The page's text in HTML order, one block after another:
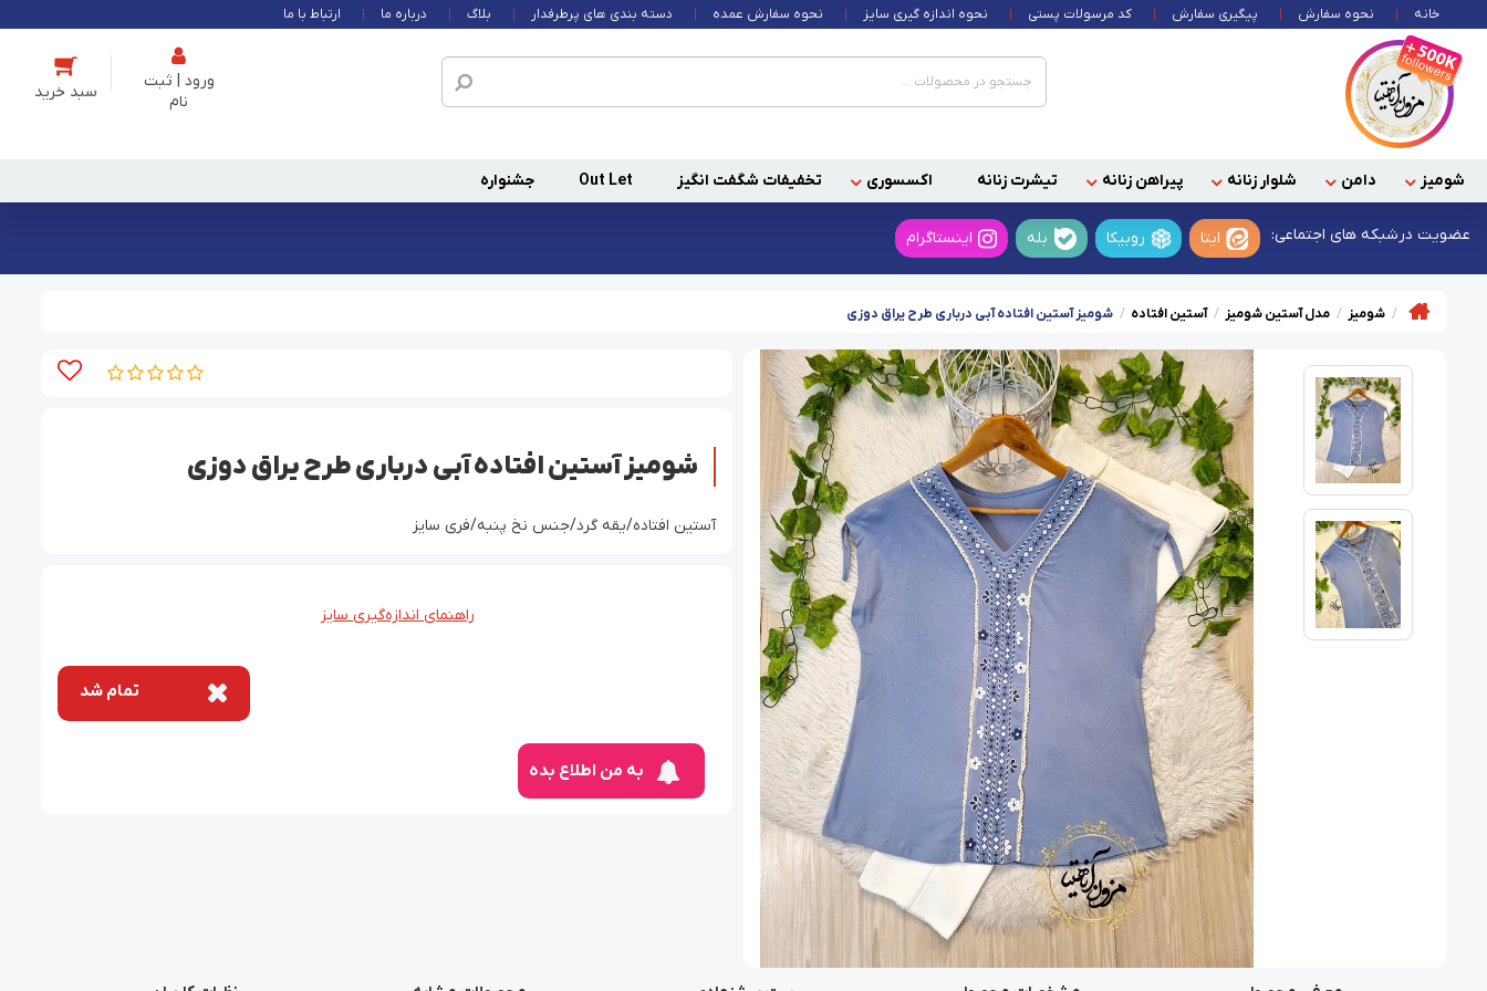
خانه نحوه سفارش پیگیری سفارش کد مرسولات پستی نحوه اندازه گیری سایز نحوه سفارش عمده دسته بندی های پرطرفدار بلاگ درباره ما ارتباط با ما
ورود | ثبت
نام
شومیز دامن شلوار زنانه پیراهن زنانه تیشرت زنانه اکسسوری تخفیفات شگفت انگیز Out Let جشنواره
عضویت درشبکه های اجتماعی: ایتا روبیکا بله اینستاگرام
شومیز مدل آستین شومیز آستین افتاده شومیز آستین افتاده آبی درباری طرح یراق دوزی
شومیز آستین افتاده آبی درباری طرح یراق دوزی
آستین افتاده/یقه گرد/جنس نخ پنبه/فری سایز
راهنمای اندازه‌گیری سایز
تمام شد
به من اطلاع بده